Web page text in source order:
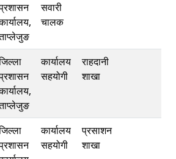
सवारी
चालक
कार्यालय
सहयोगी
राहदानी
शाखा
कार्यालय
सहयोगी
प्रसाशन
शाखा